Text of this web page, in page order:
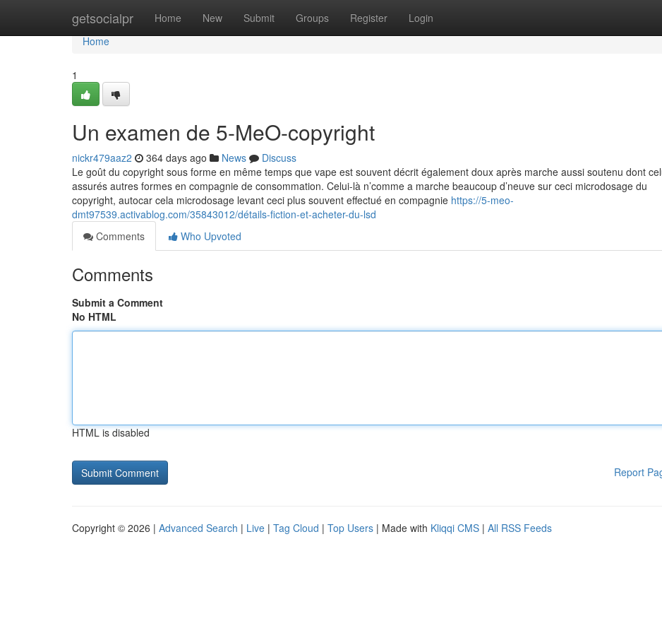
getsocialpr Home New Submit Groups Register Login
Home
Home
1
Un examen de 5-MeO-copyright
nickr479aaz2 364 days ago News
Discuss
Le goût du copyright sous forme en même temps que vape est souvent décrit également doux après marche aussi soutenu dont
assurés autres formes en compagnie de consommation. Celui-là n’comme a marche beaucoup d’neuve sur ceci microdosage du
copyright, autocar cela microdosage levant ceci plus souvent effectué en compagnie https://5-meo-
dmt97539.activablog.com/35843012/détails-fiction-et-acheter-du-lsd
Comments
Who Upvoted
Comments
Submit a Comment
No HTML
HTML is disabled
Report
Copyright © 2026 | Advanced Search | Live | Tag Cloud | Top Users | Made with Kliqqi CMS | All RSS Feeds